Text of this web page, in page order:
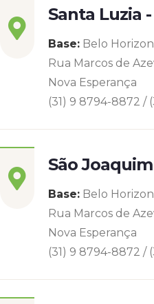
Santa Luzia
Base: Belo
Rua Marcos de
Nova Esperança
(31) 9 8794-8872 /
São
Base: Belo
Rua Marcos de
Nova Esperança
(31) 9 8794-8872 /